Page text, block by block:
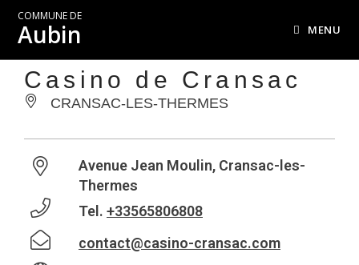
COMMUNE DE
Aubin MENU
Casino de Cransac
CRANSAC-LES-THERMES
Avenue Jean Moulin, Cransac-les-
Thermes
Tel. +33565806808
contact@casino-cransac.com